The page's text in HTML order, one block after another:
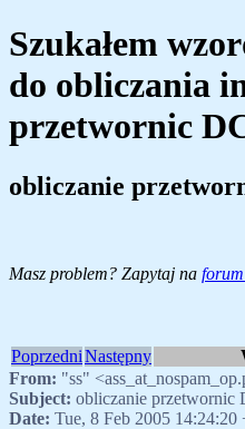
Szukałem
do obliczania
przetwornic
obliczanie
Masz problem? Zapytaj na
PoprzedniNastępny
From: "ss"
Subject: obliczanie przetwornic
Date: Tue, 8 Feb 2005 14:24:20